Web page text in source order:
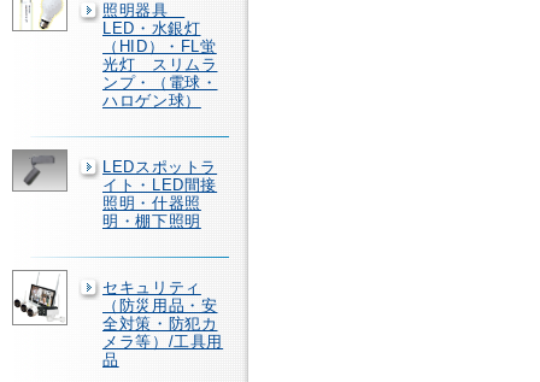
照明器具
LED・水銀灯
（HID）・FL蛍
光灯 スリムラ
ンプ・（電球・
ハロゲン球）
LEDスポットラ
イト・LED間接
照明・什器照
明・棚下照明
セキュリティ
（防災用品・安
全対策・防犯カ
メラ等）/工具用
品